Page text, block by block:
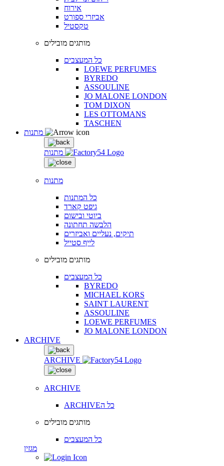
אירוח
אביזרי ספורט
טקסטיל
מותגים מובילים
כל המעצבים
LOEWE PERFUMES
BYREDO
ASSOULINE
JO MALONE LONDON
TOM DIXON
LES OTTOMANS
TASCHEN
מתנות
מתנות
כל המתנות
גיפט קארד
ביוטי ובישום
הלבשה תחתונה
תיקים, נעליים ואביזרים
לייף סטייל
מותגים מובילים
כל המעצבים
BYREDO
MICHAEL KORS
SAINT LAURENT
ASSOULINE
LOEWE PERFUMES
JO MALONE LONDON
ARCHIVE
ARCHIVE
ARCHIVE
ARCHIVEכל ה
מותגים מובילים
כל המעצבים
מגזין